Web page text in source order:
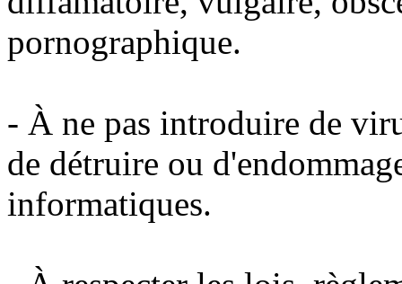
pornographique.
- À ne pas introduire de
de détruire ou
informatiques.